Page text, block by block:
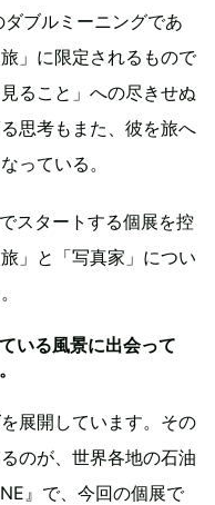
ブルミーニングであ
」に限定されるもので
ること」への尽きせぬ
思考もまた、彼を旅へ
っている。
スタートする個展を控
」と「写真家」につい
いる風景に出会って
展開しています。その
のが、世界各地の石油
』で、今回の個展で